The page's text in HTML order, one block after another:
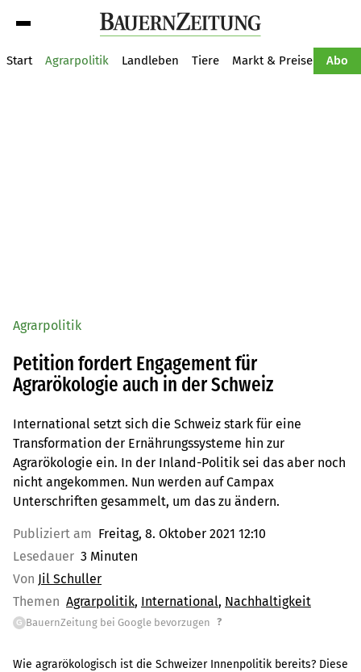
Start Agrarpolitik Landleben Tiere Markt & Preise Abo
Agrarpolitik
Petition fordert Engagement für
Agrarökologie auch in der Schweiz
International setzt sich die Schweiz stark für eine
Transformation der Ernährungssysteme hin zur
Agrarökologie ein. In der Inland-Politik sei das aber noch
nicht angekommen. Nun werden auf Campax
Unterschriften gesammelt, um das zu ändern.
Publiziert am Freitag, 8. Oktober 2021 12:10
Lesedauer 3 Minuten
Von Jil Schuller
Themen Agrarpolitik International Nachhaltigkeit
G BauernZeitung bei Google bevorzugen ?
Wie agrarökologisch ist die Schweizer Innenpolitik bereits? Diese